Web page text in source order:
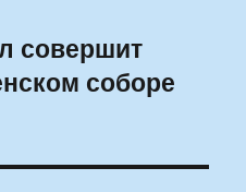
совершит
соборе